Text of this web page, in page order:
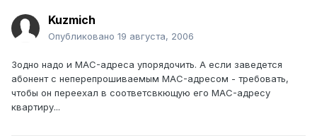
Kuzmich
Опубликовано 19 августа, 2006
Зодно надо и MAC-адреса упорядочить. А если заведется
абонент с неперепрошиваемым MAC-адресом - требовать,
чтобы он переехал в соответсвкющую его MAC-адресу
квартиру...